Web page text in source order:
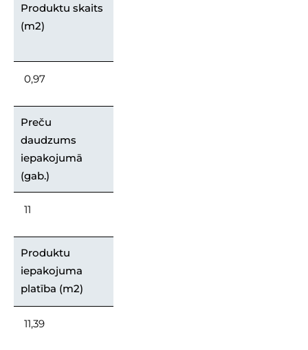
Produktu skaits
(m2)
0,97
Preču
daudzums
iepakojumā
(gab.)
11
Produktu
iepakojuma
platība (m2)
11,39